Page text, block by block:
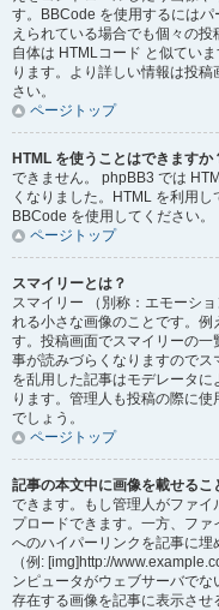
す。BBCode を使用するには
えられている場合でも個々の
自体は HTMLコード と似てい
ります。より詳しい情報は投
さい。
ページトップ
HTML を使うことはできますか
できません。 phpBB3 では
くなりました。HTML を利用
BBCode を使用してください。
ページトップ
スマイリーとは？
スマイリー （別称：エモーシ
れる小さな画像のことです。例
す。投稿画面でスマイリーの
事が読みづらくなりますので
を乱用した記事はモデレータ
ります。管理人も投稿の際に
でしょう。
ページトップ
記事の本文中に画像を載せるこ
できます。もし管理人がファ
プロードできます。一方、フ
へのハイパーリンクを記事に
（例: [img]http://
ンピュータがウェブサーバで
存在する画像を記事に表示さ